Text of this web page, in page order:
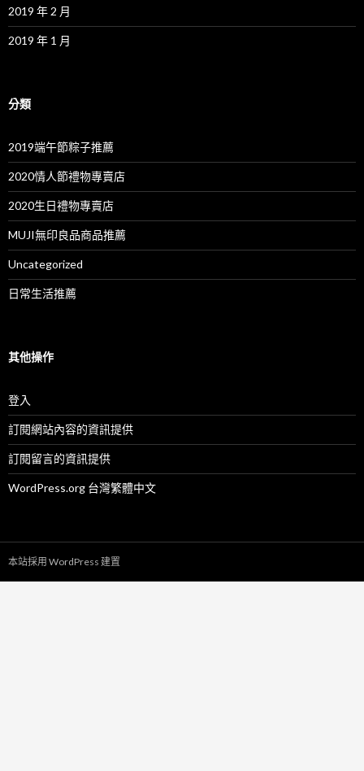
2019 年 2 月
2019 年 1 月
分類
2019端午節粽子推薦
2020情人節禮物專賣店
2020生日禮物專賣店
MUJI無印良品商品推薦
Uncategorized
日常生活推薦
其他操作
登入
訂閱網站內容的資訊提供
訂閱留言的資訊提供
WordPress.org 台灣繁體中文
本站採用 WordPress 建置